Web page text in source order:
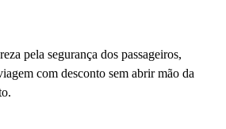
pela segurança dos passageiros,
com desconto sem abrir mão da